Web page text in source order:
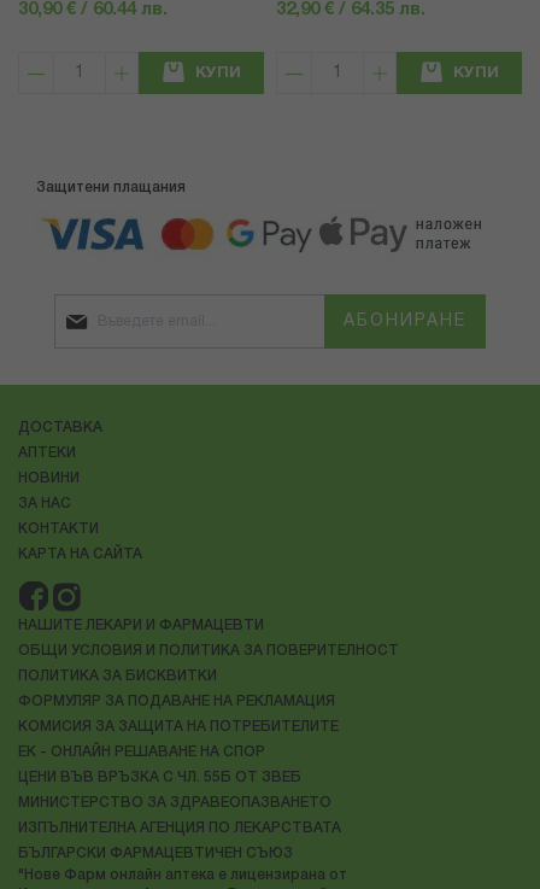
30,90 € / 60.44 лв.
КУПИ
32,90 € / 64.35 лв.
КУПИ
Защитени плащания
АБОНИРАНЕ
ДОСТАВКА
АПТЕКИ
НОВИНИ
ЗА НАС
КОНТАКТИ
КАРТА НА САЙТА
НАШИТЕ ЛЕКАРИ И ФАРМАЦЕВТИ
ОБЩИ УСЛОВИЯ И ПОЛИТИКА ЗА ПОВЕРИТЕЛНОСТ
ПОЛИТИКА ЗА БИСКВИТКИ
ФОРМУЛЯР ЗА ПОДАВАНЕ НА РЕКЛАМАЦИЯ
КОМИСИЯ ЗА ЗАЩИТА НА ПОТРЕБИТЕЛИТЕ
ЕК - ОНЛАЙН РЕШАВАНЕ НА СПОР
ЦЕНИ ВЪВ ВРЪЗКА С ЧЛ. 55Б ОТ ЗВЕБ
МИНИСТЕРСТВО ЗА ЗДРАВЕОПАЗВАНЕТО
ИЗПЪЛНИТЕЛНА АГЕНЦИЯ ПО ЛЕКАРСТВАТА
БЪЛГАРСКИ ФАРМАЦЕВТИЧЕН СЪЮЗ
"Нове Фарм онлайн аптека е лицензирана от